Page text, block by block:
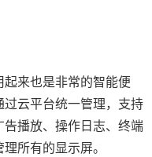
来也是非常的智能便
云平台统一管理，支持
播放、操作日志、终端
所有的显示屏。